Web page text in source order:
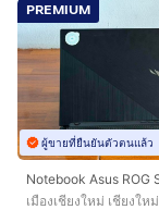
PREMIUM
ผู้ขายที่ยืนยันตัวตนแล้ว
เมืองเชียงใหม่ เชียงใหม่